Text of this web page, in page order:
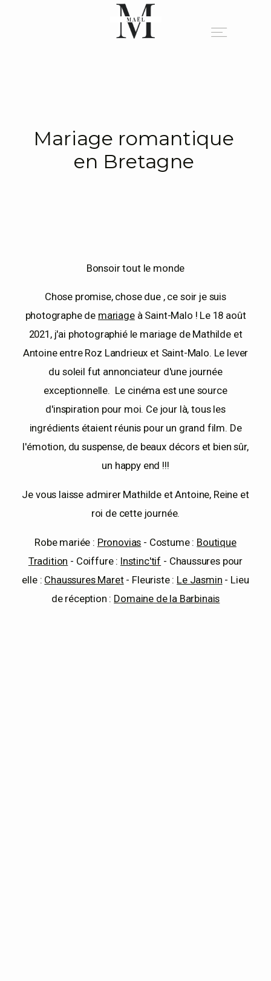
Mariage romantique
en Bretagne
Bonsoir tout le monde
Chose promise, chose due , ce soir je suis
photographe de mariageà Saint-Malo ! Le 18 août
2021, j'ai photographié le mariage de Mathilde et
Antoine entre Roz Landrieux et Saint-Malo. Le lever
du soleil fut annonciateur d'une journée
exceptionnelle. Le cinéma est une source
d'inspiration pour moi. Ce jour là, tous les
ingrédients étaient réunis pour un grand film. De
l'émotion, du suspense, de beaux décors et bien sûr,
un happy end !!!
Je vous laisse admirer Mathilde et Antoine, Reine et
roi de cette journée.
Robe mariée : Pronovias - Costume : Boutique
Tradition - Coiffure : Instinc'tif - Chaussures pour
elle : Chaussures Maret- Fleuriste : Le Jasmin - Lieu
de réception : Domaine de la Barbinais